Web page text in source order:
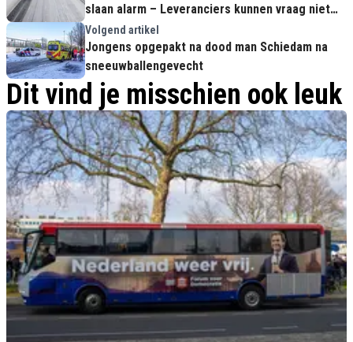
slaan alarm – Leveranciers kunnen vraag niet
aan
Volgend artikel
Jongens opgepakt na dood man Schiedam na
sneeuwballengevecht
Dit vind je misschien ook leuk